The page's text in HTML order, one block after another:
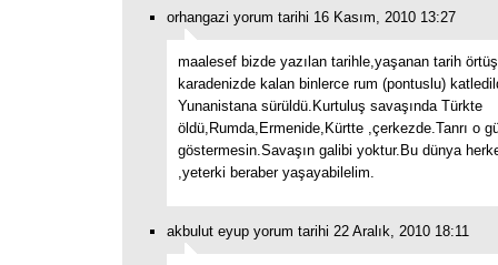
orhangazi yorum tarihi 16 Kasım, 2010 13:27
maalesef bizde yazılan tarihle,yaşanan tarih
karadenizde kalan binlerce rum (pontuslu)
Yunanistana sürüldü.Kurtuluş savaşında Türkte
öldü,Rumda,Ermenide,Kürtte ,çerkezde.Tanrı o
göstermesin.Savaşın galibi yoktur.Bu dünya
,yeterki beraber yaşayabilelim.
akbulut eyup yorum tarihi 22 Aralık, 2010 18:11